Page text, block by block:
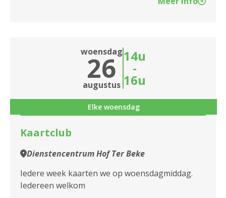
woensdag
26
augustus
14u
-
16u
Elke woensdag
Kaartclub
Dienstencentrum Hof Ter Beke
Iedere week kaarten we op woensdagmiddag.
Iedereen welkom